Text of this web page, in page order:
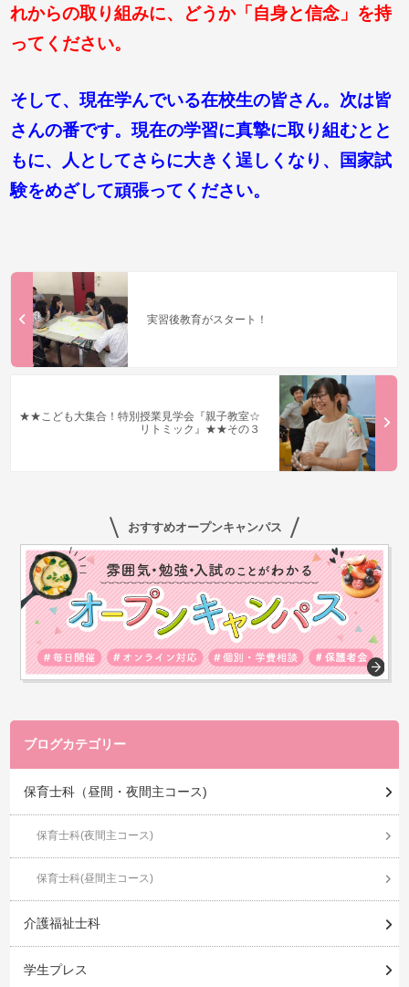
れからの取り組みに、どうか「自身と信念」を持
ってください。
そして、現在学んでいる在校生の皆さん。次は皆
さんの番です。現在の学習に真摯に取り組むとと
もに、人としてさらに大きく逞しくなり、国家試
験をめざして頑張ってください。
実習後教育がスタート！
★★こども大集合！特別授業見学会『親子教室☆
リトミック』★★その３
おすすめオープンキャンパス
ブログカテゴリー
保育士科（昼間・夜間主コース)
保育士科(夜間主コース)
保育士科(昼間主コース)
介護福祉士科
学生プレス